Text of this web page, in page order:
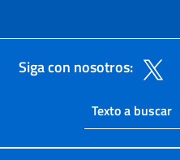
Siga con nosotros:
Buscar en el sitio